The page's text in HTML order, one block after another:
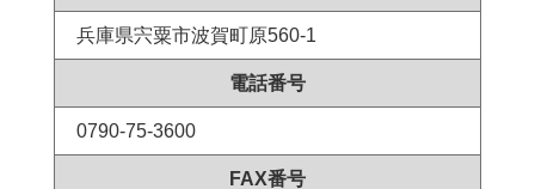
兵庫県宍粟市波賀町原560-1
電話番号
0790-75-3600
FAX番号